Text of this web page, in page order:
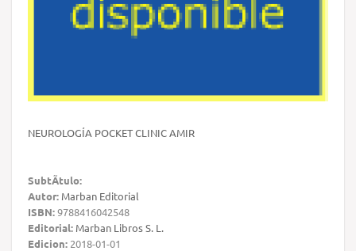
NEUROLOGÍA POCKET CLINIC AMIR
SubtÃ­tulo:
Autor: Marban Editorial
ISBN:9788416042548
Editorial: Marban Libros S. L.
Edicion: 2018-01-01